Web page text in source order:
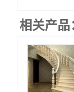
相关产品